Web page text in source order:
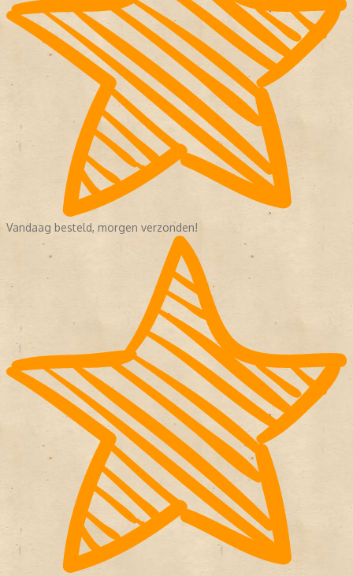
Vandaag besteld, morgen verzonden!